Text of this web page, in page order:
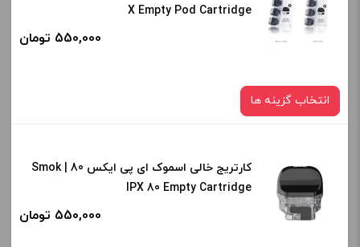
RPM 2
از کادر بالا انتخاب کنید.
افزودن به سبد خرید
X Empty Pod Cartridge
550,000 تومان
انتخاب گزینه ها
نوع کویل :
RPM
کارتریج خالی اسموک ای پی ایکس 80 | Smok
IPX 80 Empty Cartridge
550,000 تومان